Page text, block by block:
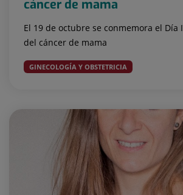
cáncer de mama
El 19 de octubre se conmemora el Día
del cáncer de mama
GINECOLOGÍA Y OBSTETRICIA